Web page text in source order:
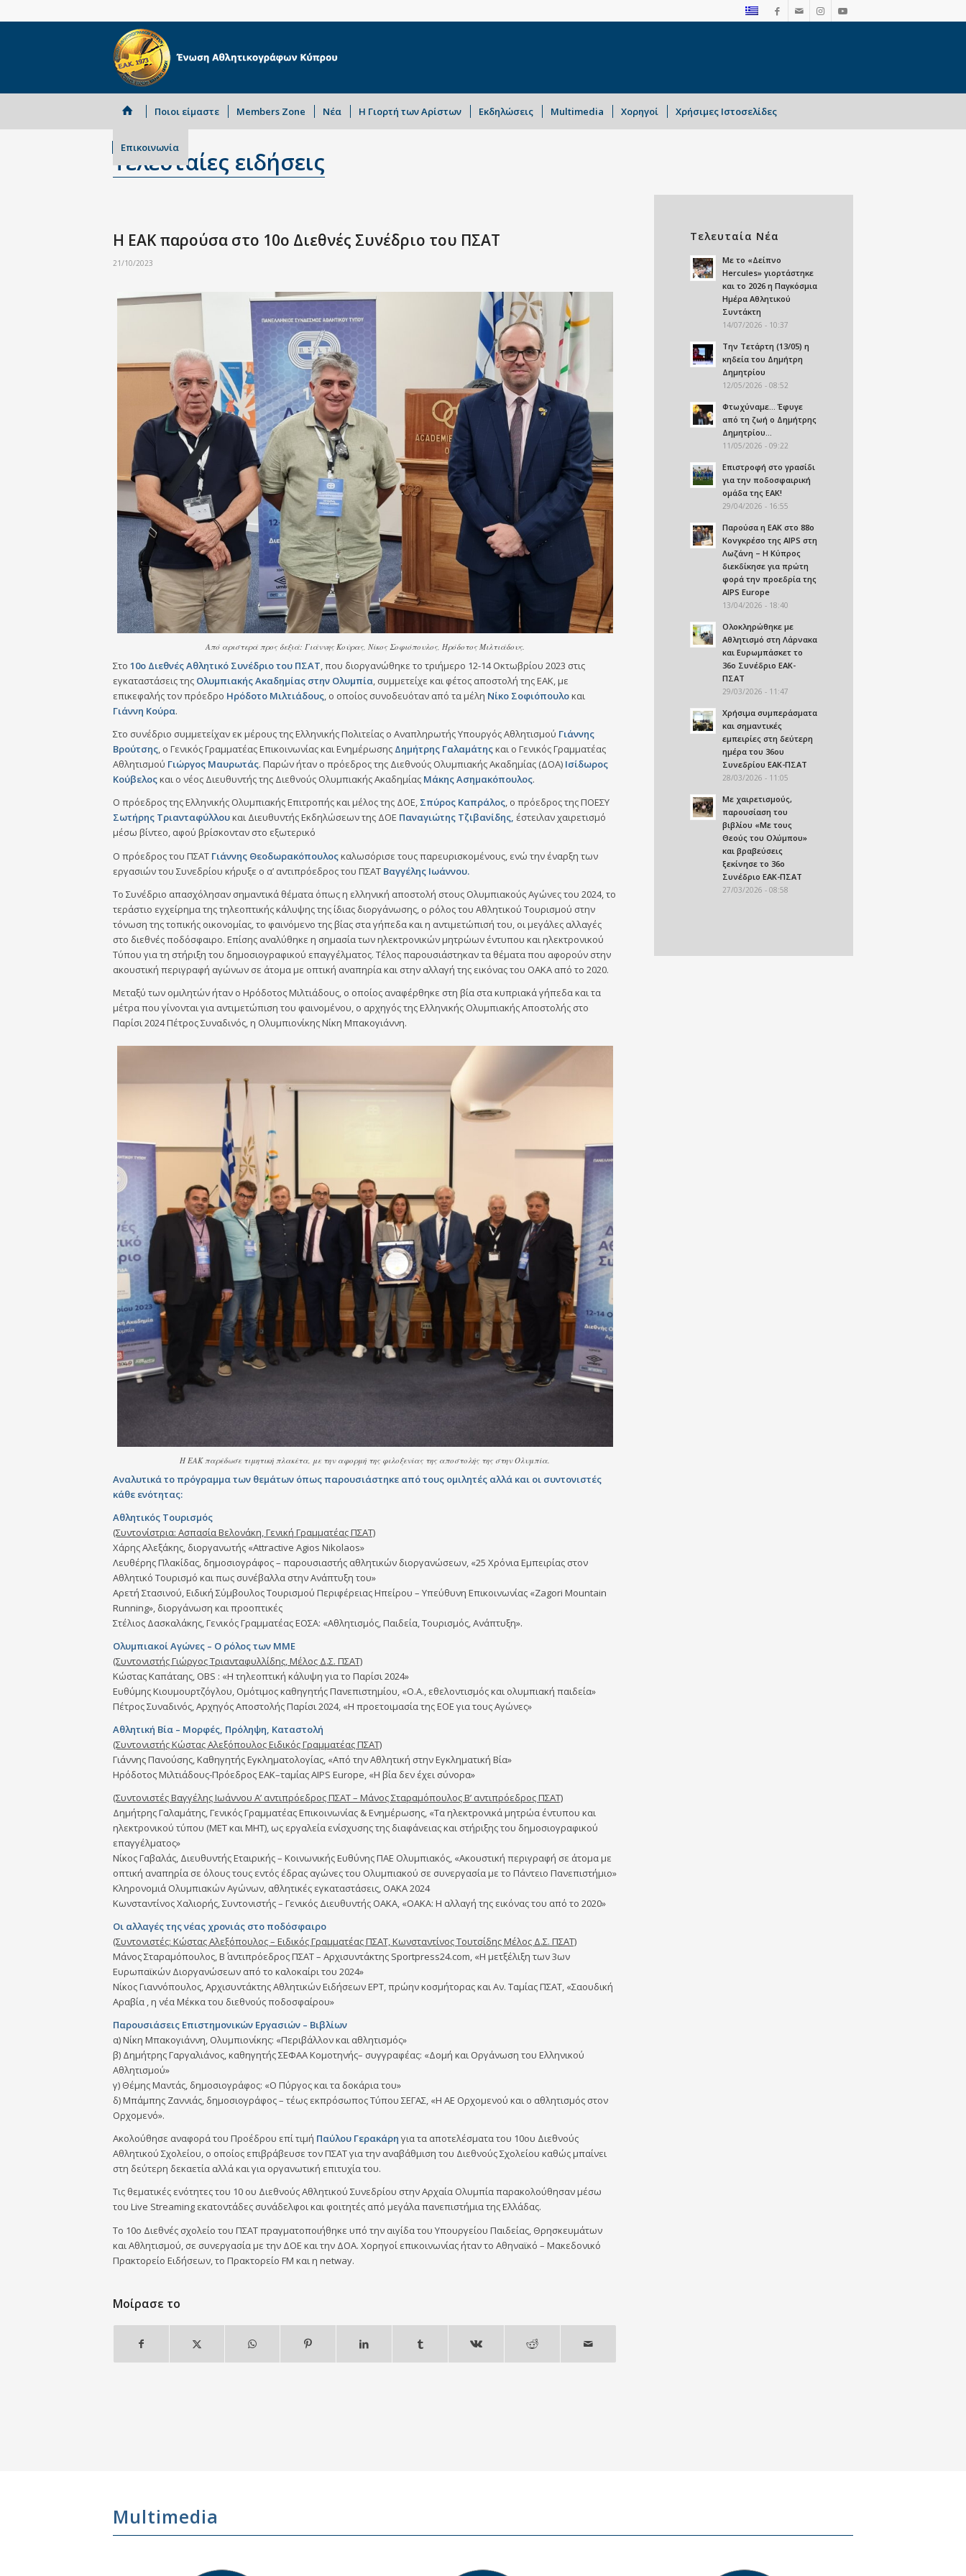
Ποιοι είμαστε Members Zone Νέα Η Γιορτή των Αρίστων Εκδηλώσεις Multimedia Χορηγοί Χρήσιμες Ιστοσελίδες
Επικοινωνία
Τελευταίες ειδήσεις
Η ΕΑΚ παρούσα στο 10ο Διεθνές Συνέδριο του ΠΣΑΤ
21/10/2023
Από αριστερά προς δεξιά: Γιάννης Κούρας, Νίκος Σοφιόπουλος, Ηρόδοτος Μιλτιάδους.
Στο 10ο Διεθνές Αθλητικό Συνέδριο του ΠΣΑΤ, που διοργανώθηκε το τριήμερο 12-14 Οκτωβρίου 2023 στις
εγκαταστάσεις της Ολυμπιακής Ακαδημίας στην Ολυμπία, συμμετείχε και φέτος αποστολή της ΕΑΚ, με
επικεφαλής τον πρόεδρο Ηρόδοτο Μιλτιάδους, ο οποίος συνοδευόταν από τα μέλη Νίκο Σοφιόπουλοκαι
Γιάννη Κούρα.
Στο συνέδριο συμμετείχαν εκ μέρους της Ελληνικής Πολιτείας ο Αναπληρωτής Υπουργός Αθλητισμού Γιάννης
Βρούτσης, ο Γενικός Γραμματέας Επικοινωνίας και Ενημέρωσης Δημήτρης Γαλαμάτηςκαι ο Γενικός Γραμματέας
Αθλητισμού Γιώργος Μαυρωτάς. Παρών ήταν ο πρόεδρος της Διεθνούς Ολυμπιακής Ακαδημίας (ΔΟΑ) Ισίδωρος
Κούβελοςκαι ο νέος Διευθυντής της Διεθνούς Ολυμπιακής Ακαδημίας Μάκης Ασημακόπουλος.
Ο πρόεδρος της Ελληνικής Ολυμπιακής Επιτροπής και μέλος της ΔΟΕ, Σπύρος Καπράλος, ο πρόεδρος της ΠΟΕΣΥ
Σωτήρης Τριανταφύλλουκαι Διευθυντής Εκδηλώσεων της ΔΟΕ Παναγιώτης Τζιβανίδης, έστειλαν χαιρετισμό
μέσω βίντεο, αφού βρίσκονταν στο εξωτερικό
Ο πρόεδρος του ΠΣΑΤ Γιάννης Θεοδωρακόπουλοςκαλωσόρισε τους παρευρισκομένους, ενώ την έναρξη των
εργασιών του Συνεδρίου κήρυξε ο α’ αντιπρόεδρος του ΠΣΑΤ Βαγγέλης Ιωάννου.
Το Συνέδριο απασχόλησαν σημαντικά θέματα όπως η ελληνική αποστολή στους Ολυμπιακούς Αγώνες του 2024, το
τεράστιο εγχείρημα της τηλεοπτικής κάλυψης της ίδιας διοργάνωσης, ο ρόλος του Αθλητικού Τουρισμού στην
τόνωση της τοπικής οικονομίας, το φαινόμενο της βίας στα γήπεδα και η αντιμετώπισή του, οι μεγάλες αλλαγές
στο διεθνές ποδόσφαιρο. Επίσης αναλύθηκε η σημασία των ηλεκτρονικών μητρώων έντυπου και ηλεκτρονικού
Τύπου για τη στήριξη του δημοσιογραφικού επαγγέλματος. Τέλος παρουσιάστηκαν τα θέματα που αφορούν στην
ακουστική περιγραφή αγώνων σε άτομα με οπτική αναπηρία και στην αλλαγή της εικόνας του ΟΑΚΑ από το 2020.
Μεταξύ των ομιλητών ήταν ο Ηρόδοτος Μιλτιάδους, ο οποίος αναφέρθηκε στη βία στα κυπριακά γήπεδα και τα
μέτρα που γίνονται για αντιμετώπιση του φαινομένου, ο αρχηγός της Ελληνικής Ολυμπιακής Αποστολής στο
Παρίσι 2024 Πέτρος Συναδινός, η Ολυμπιονίκης Νίκη Μπακογιάννη.
Η ΕΑΚ παρέδωσε τιμητική πλακέτα, με την αφορμή της φιλοξενίας της αποστολής της στην Ολυμπία.
Αναλυτικά το πρόγραμμα των θεμάτων όπως παρουσιάστηκε από τους ομιλητές αλλά και οι συντονιστές
κάθε ενότητας:
Αθλητικός Τουρισμός
(Συντονίστρια: Ασπασία Βελονάκη, Γενική Γραμματέας ΠΣΑΤ)
Χάρης Αλεξάκης, διοργανωτής «Attractive Agios Nikolaos»
Λευθέρης Πλακίδας, δημοσιογράφος – παρουσιαστής αθλητικών διοργανώσεων, «25 Χρόνια Εμπειρίας στον
Αθλητικό Τουρισμό και πως συνέβαλλα στην Ανάπτυξη του»
Αρετή Στασινού, Ειδική Σύμβουλος Τουρισμού Περιφέρειας Ηπείρου – Υπεύθυνη Επικοινωνίας «Zagori Mountain
Running», διοργάνωση και προοπτικές
Στέλιος Δασκαλάκης, Γενικός Γραμματέας ΕΟΣΑ: «Αθλητισμός, Παιδεία, Τουρισμός, Ανάπτυξη».
Ολυμπιακοί Αγώνες – Ο ρόλος των ΜΜΕ
(Συντονιστής Γιώργος Τριανταφυλλίδης, Μέλος Δ.Σ. ΠΣΑΤ)
Kώστας Καπάταης, ΟBS : «Η τηλεοπτική κάλυψη για το Παρίσι 2024»
Ευθύμης Κιουμουρτζόγλου, Ομότιμος καθηγητής Πανεπιστημίου, «Ο.Α., εθελοντισμός και ολυμπιακή παιδεία»
Πέτρος Συναδινός, Αρχηγός Αποστολής Παρίσι 2024, «Η προετοιμασία της ΕΟΕ για τους Αγώνες»
Αθλητική Βία – Μορφές, Πρόληψη, Καταστολή
(Συντονιστής Κώστας Αλεξόπουλος Ειδικός Γραμματέας ΠΣΑΤ)
Γιάννης Πανούσης, Καθηγητής Εγκληματολογίας, «Από την Αθλητική στην Εγκληματική Βία»
Ηρόδοτος Μιλτιάδους-Πρόεδρος ΕΑΚ–ταμίας AIPS Europe, «Η βία δεν έχει σύνορα»
(Συντονιστές Βαγγέλης Ιωάννου Α’ αντιπρόεδρος ΠΣΑΤ – Μάνος Σταραμόπουλος Β’ αντιπρόεδρος ΠΣΑΤ)
Δημήτρης Γαλαμάτης, Γενικός Γραμματέας Επικοινωνίας & Ενημέρωσης, «Τα ηλεκτρονικά μητρώα έντυπου και
ηλεκτρονικού τύπου (ΜΕΤ και ΜΗΤ), ως εργαλεία ενίσχυσης της διαφάνειας και στήριξης του δημοσιογραφικού
επαγγέλματος»
Νίκος Γαβαλάς, Διευθυντής Εταιρικής – Κοινωνικής Ευθύνης ΠΑΕ Ολυμπιακός, «Ακουστική περιγραφή σε άτομα με
οπτική αναπηρία σε όλους τους εντός έδρας αγώνες του Ολυμπιακού σε συνεργασία με το Πάντειο Πανεπιστήμιο»
Κληρονομιά Ολυμπιακών Αγώνων, αθλητικές εγκαταστάσεις, ΟΑΚΑ 2024
Κωνσταντίνος Χαλιορής, Συντονιστής – Γενικός Διευθυντής ΟΑΚΑ, «ΟΑΚΑ: Η αλλαγή της εικόνας του από το 2020»
Οι αλλαγές της νέας χρονιάς στο ποδόσφαιρο
(Συντονιστές: Κώστας Αλεξόπουλος – Ειδικός Γραμματέας ΠΣΑΤ, Κωνσταντίνος Τουτσίδης Μέλος Δ.Σ. ΠΣΑΤ)
Μάνος Σταραμόπουλος, Β΄ αντιπρόεδρος ΠΣΑΤ – Αρχισυντάκτης Sportpress24.com, «Η μετξέλιξη των 3ων
Ευρωπαϊκών Διοργανώσεων από το καλοκαίρι του 2024»
Νίκος Γιαννόπουλος, Αρχισυντάκτης Αθλητικών Ειδήσεων ΕΡΤ, πρώην κοσμήτορας και Αν. Ταμίας ΠΣΑΤ, «Σαουδική
Αραβία , η νέα Μέκκα του διεθνούς ποδοσφαίρου»
Παρουσιάσεις Επιστημονικών Εργασιών – Βιβλίων
α) Νίκη Μπακογιάννη, Ολυμπιονίκης: «Περιβάλλον και αθλητισμός»
β) Δημήτρης Γαργαλιάνος, καθηγητής ΣΕΦΑΑ Κομοτηνής– συγγραφέας: «Δομή και Οργάνωση του Ελληνικού
Αθλητισμού»
γ) Θέμης Μαντάς, δημοσιογράφος: «Ο Πύργος και τα δοκάρια του»
δ) Μπάμπης Ζαννιάς, δημοσιογράφος – τέως εκπρόσωπος Τύπου ΣΕΓΑΣ, «Η ΑΕ Ορχομενού και ο αθλητισμός στον
Ορχομενό».
Ακολούθησε αναφορά του Προέδρου επί τιμή Παύλου Γερακάρη για τα αποτελέσματα του 10ου Διεθνούς
Αθλητικού Σχολείου, ο οποίος επιβράβευσε τον ΠΣΑΤ για την αναβάθμιση του Διεθνούς Σχολείου καθώς μπαίνει
στη δεύτερη δεκαετία αλλά και για οργανωτική επιτυχία του.
Τις θεματικές ενότητες του 10 ου Διεθνούς Αθλητικού Συνεδρίου στην Αρχαία Ολυμπία παρακολούθησαν μέσω
του Live Streaming εκατοντάδες συνάδελφοι και φοιτητές από μεγάλα πανεπιστήμια της Ελλάδας.
Το 10ο Διεθνές σχολείο του ΠΣΑΤ πραγματοποιήθηκε υπό την αιγίδα του Υπουργείου Παιδείας, Θρησκευμάτων
και Αθλητισμού, σε συνεργασία με την ΔΟΕ και την ΔΟΑ. Χορηγοί επικοινωνίας ήταν το Αθηναϊκό – Μακεδονικό
Πρακτορείο Ειδήσεων, το Πρακτορείο FM και η netway.
Μοίρασε το
Τελευταία Νέα
Mε το «Δείπνο
Hercules» γιορτάστηκε
και το 2026 η Παγκόσμια
Ημέρα Αθλητικού
Συντάκτη
14/07/2026 - 10:37
Την Τετάρτη (13/05) η
κηδεία του Δημήτρη
Δημητρίου
12/05/2026 - 08:52
Φτωχύναμε… Έφυγε
από τη ζωή ο Δημήτρης
Δημητρίου…
11/05/2026 - 09:22
Επιστροφή στο γρασίδι
για την ποδοσφαιρική
ομάδα της ΕΑΚ!
29/04/2026 - 16:55
Παρούσα η ΕΑΚ στο 88ο
Κονγκρέσο της AIPS στη
Λωζάνη – Η Κύπρος
διεκδίκησε για πρώτη
φορά την προεδρία της
AIPS Europe
13/04/2026 - 18:40
Ολοκληρώθηκε με
Αθλητισμό στη Λάρνακα
και Ευρωμπάσκετ το
36ο Συνέδριο ΕΑΚ-
ΠΣΑΤ
29/03/2026 - 11:47
Χρήσιμα συμπεράσματα
και σημαντικές
εμπειρίες στη δεύτερη
ημέρα του 36ου
Συνεδρίου ΕΑΚ-ΠΣΑΤ
28/03/2026 - 11:05
Με χαιρετισμούς,
παρουσίαση του
βιβλίου «Με τους
Θεούς του Ολύμπου»
και βραβεύσεις
ξεκίνησε το 36ο
Συνέδριο ΕΑΚ-ΠΣΑΤ
27/03/2026 - 08:58
Multimedia